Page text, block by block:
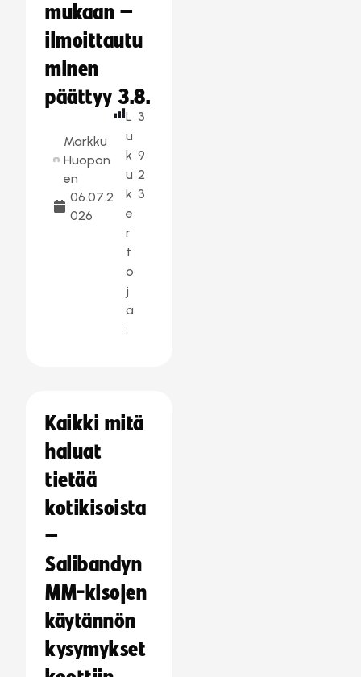
mukaan –
ilmoittautu
minen
päättyy 3.8.
Markku
Huopon
en
06.07.2
026
L
u
k
u
k
e
r
t
o
j
a
:
3
9
2
3
Kaikki mitä
haluat
tietää
kotikisoista
–
Salibandyn
MM-kisojen
käytännön
kysymykset